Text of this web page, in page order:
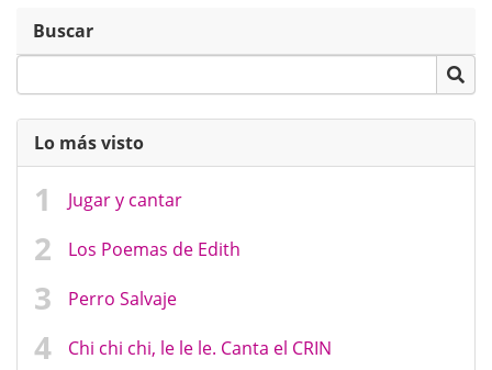
Buscar
Lo más visto
Jugar y cantar
Los Poemas de Edith
Perro Salvaje
Chi chi chi, le le le. Canta el CRIN